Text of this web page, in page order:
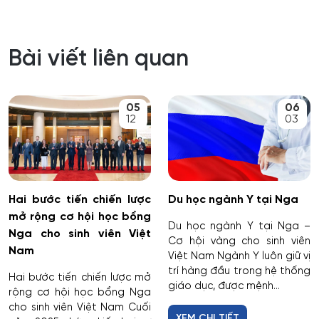
Bài viết liên quan
05
12
Hai bước tiến chiến lược
mở rộng cơ hội học bổng
Nga cho sinh viên Việt
Nam
Hai bước tiến chiến lược mở
rộng cơ hội học bổng Nga
cho sinh viên Việt Nam Cuối
06
03
Du học ngành Y tại Nga
Du học ngành Y tại Nga –
Cơ hội vàng cho sinh viên
Việt Nam Ngành Y luôn giữ vị
trí hàng đầu trong hệ thống
giáo dục, được mệnh...